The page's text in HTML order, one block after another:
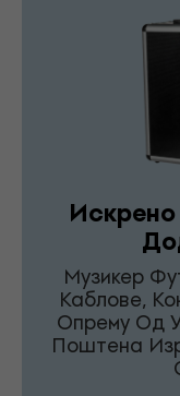
Музикер
Каблове,
Опрему Од
Поштена